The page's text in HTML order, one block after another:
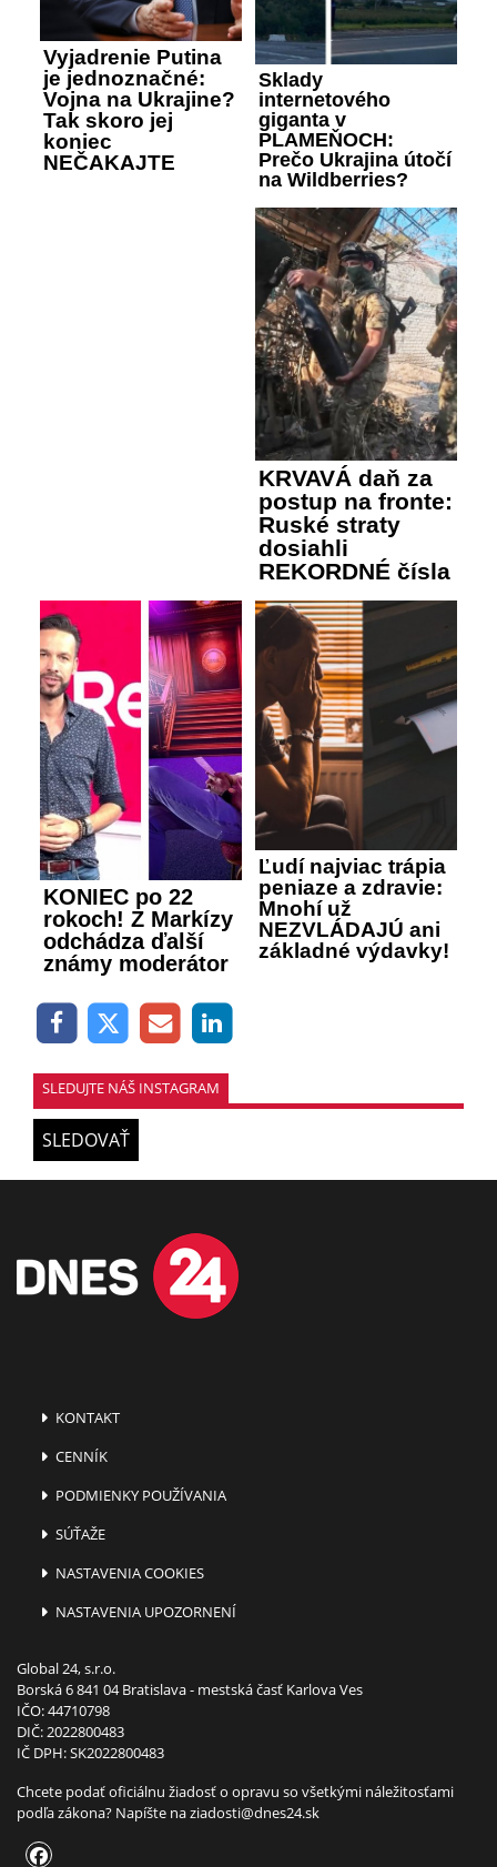
Vyjadrenie Putina
je jednoznačné:
Vojna na Ukrajine?
Tak skoro jej
koniec
NEČAKAJTE
Sklady
internetového
giganta v
PLAMEŇOCH:
Prečo Ukrajina útočí
na Wildberries?
KRVAVÁ daň za
postup na fronte:
Ruské straty
dosiahli
REKORDNÉ čísla
KONIEC po 22
rokoch! Z Markízy
odchádza ďalší
známy moderátor
Ľudí najviac trápia
peniaze a zdravie:
Mnohí už
NEZVLÁDAJÚ ani
základné výdavky!
SLEDUJTE NÁŠ INSTAGRAM
SLEDOVAŤ
KONTAKT
CENNÍK
PODMIENKY POUŽÍVANIA
SÚŤAŽE
NASTAVENIA COOKIES
NASTAVENIA UPOZORNENÍ
Global 24, s.r.o.
Borská 6 841 04 Bratislava - mestská časť Karlova Ves
IČO: 44710798
DIČ: 2022800483
IČ DPH: SK2022800483
Chcete podať oficiálnu žiadosť o opravu so všetkými náležitosťami
podľa zákona? Napíšte naziadosti@dnes24.sk